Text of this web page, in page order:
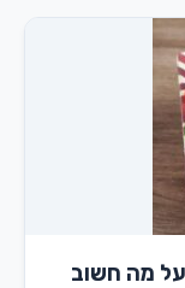
על מה חשוב